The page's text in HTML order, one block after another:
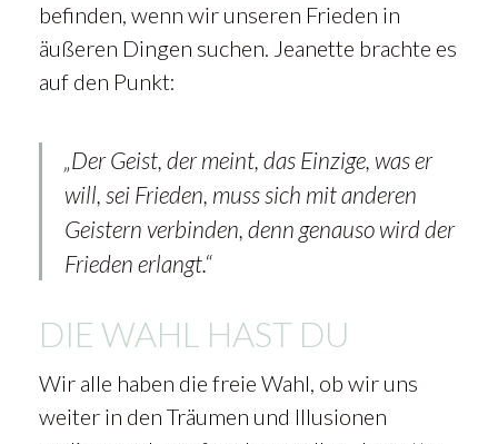
befinden, wenn wir unseren Frieden in
äußeren Dingen suchen. Jeanette brachte es
auf den Punkt:
„Der Geist, der meint, das Einzige, was er
will, sei Frieden, muss sich mit anderen
Geistern verbinden, denn genauso wird der
Frieden erlangt.“
DIE WAHL HAST DU
Wir alle haben die freie Wahl, ob wir uns
weiter in den Träumen und Illusionen